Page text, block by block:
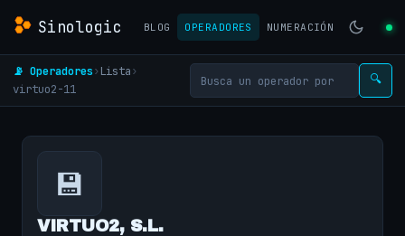
Sinologic BLOG OPERADORES NUMERACIÓN
📡 Operadores› Lista›
virtuo2-11
🔍
💾
VIRTUO2, S.L.